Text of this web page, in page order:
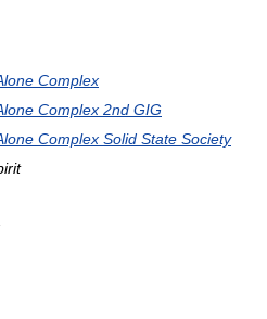
Complex
Complex 2nd GIG
Complex Solid State Society